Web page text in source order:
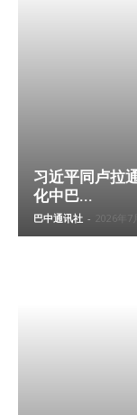
习近平同卢拉
化中巴...
巴中通讯社 - 2026年7